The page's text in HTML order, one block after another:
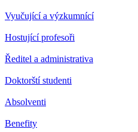
Vyučující a výzkumnící
Hostující profesoři
Ředitel a administrativa
Doktorští studenti
Absolventi
Benefity